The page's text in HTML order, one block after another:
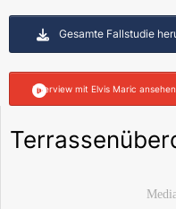
Gesamte Fallstudie
Interview mit Elvis Maric